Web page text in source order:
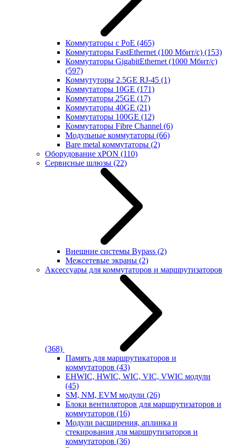
Коммутаторы с PoE (465)
Коммутаторы FastEthernet (100 Мбит/с) (153)
Коммутаторы GigabitEthernet (1000 Мбит/с)
(597)
Коммутуторы 2.5GE RJ-45 (1)
Коммутаторы 10GE (171)
Коммутаторы 25GE (17)
Коммутаторы 40GE (21)
Коммутаторы 100GE (12)
Коммутаторы Fibre Channel (6)
Модульные коммутаторы (66)
Bare metal коммутаторы (2)
Оборудование xPON (110)
Сервисные шлюзы (22)
Внешние системы Bypass (2)
Межсетевые экраны (2)
Аксессуары для коммутаторов и маршрутизаторов
(368)
Память для маршрутикаторов и
коммутаторов (43)
EHWIC, HWIC, WIC, VIC, VWIC модули
(45)
SM, NM, EVM модули (26)
Блоки вентиляторов для маршрутизаторов и
коммутаторов (16)
Модули расширения, аплинка и
стекирования для маршрутизаторов и
коммутаторов (36)